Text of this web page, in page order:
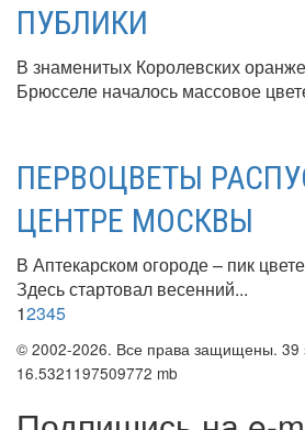
ПУБЛИКИ
В знаменитых Королевских
Брюсселе началось массовое
ПЕРВОЦВЕТЫ
ЦЕНТРЕ МОСКВЫ
В Аптекарском огороде – пик
Здесь стартовал весенний...
12345
© 2002-2026. Все права защищены. 39
16.5321197509772 mb